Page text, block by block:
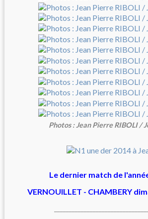
Photos : Jean Pierre RIBOLI /
Le dernier match de
VERNOUILLET - CHAMBERY